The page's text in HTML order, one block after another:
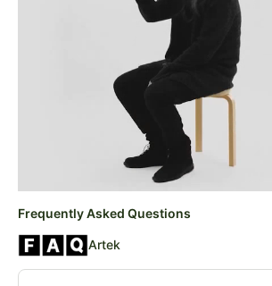
Frequently Asked Questions
Artek